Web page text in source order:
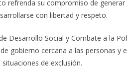
refrenda su compromiso de
con libertad y respeto.
Desarrollo Social y Combate a la
gobierno cercana a las personas y
de exclusión.